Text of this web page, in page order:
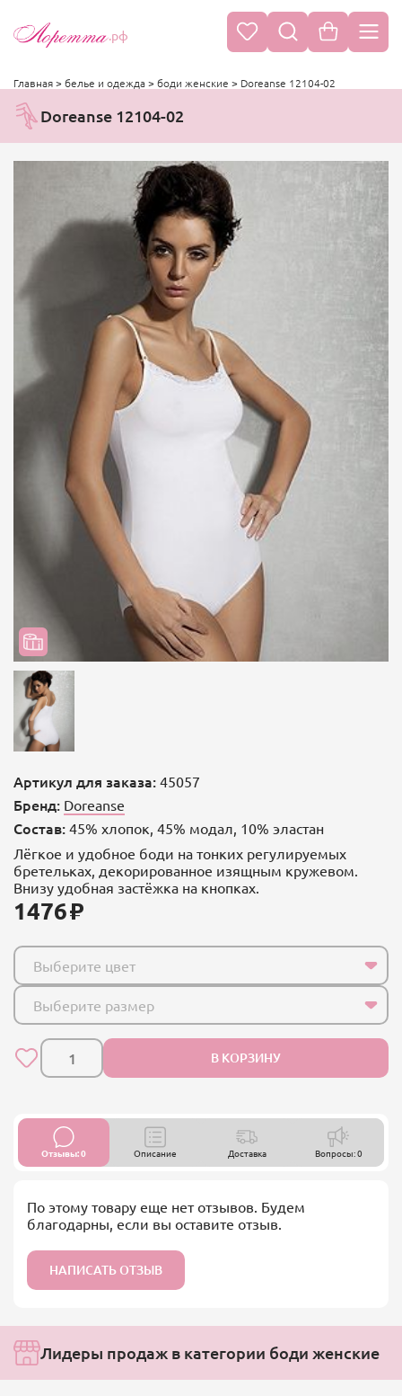
.рф
Главная> белье и одежда> боди женские > Doreanse 12104-02
Doreanse 12104-02
Артикул для заказа: 45057
Бренд: Doreanse
Состав: 45% хлопок, 45% модал, 10% эластан
Лёгкое и удобное боди на тонких регулируемых
бретельках, декорированное изящным кружевом.
Внизу удобная застёжка на кнопках.
1476
Выберите цвет
Выберите размер
В КОРЗИНУ
Отзывы: 0 Описание Доставка Вопросы: 0
По этому товару еще нет отзывов. Будем
благодарны, если вы оставите отзыв.
НАПИСАТЬ ОТЗЫВ
Лидеры продаж в категории боди женские